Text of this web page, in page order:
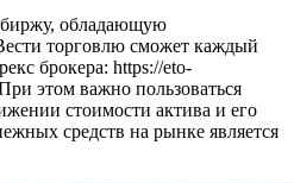
биржу, обладающую
торговлю сможет каждый
брокера: https://eto-
этом важно пользоваться
стоимости актива и его
средств на рынке является